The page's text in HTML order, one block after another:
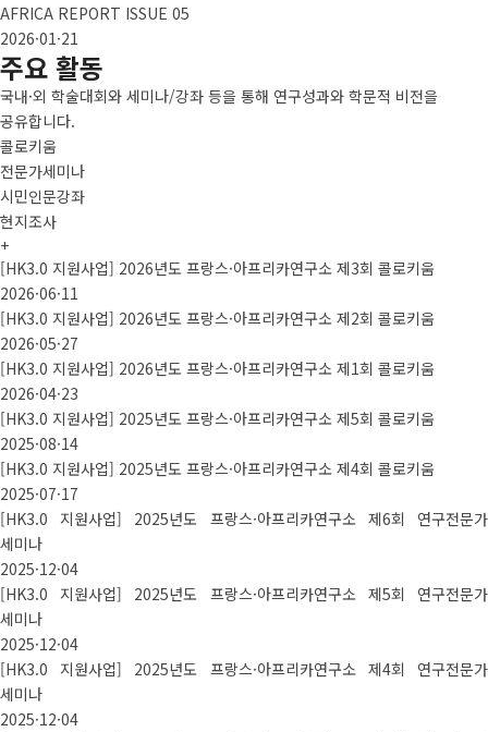
AFRICA REPORT ISSUE 05
2026·01·21
주요 활동
국내·외 학술대회와 세미나/강좌 등을 통해 연구성과와 학문적 비전을
공유합니다.
콜로키움
전문가세미나
시민인문강좌
현지조사
+
[HK3.0 지원사업] 2026년도 프랑스·아프리카연구소 제3회 콜로키움
2026·06·11
[HK3.0 지원사업] 2026년도 프랑스·아프리카연구소 제2회 콜로키움
2026·05·27
[HK3.0 지원사업] 2026년도 프랑스·아프리카연구소 제1회 콜로키움
2026·04·23
[HK3.0 지원사업] 2025년도 프랑스·아프리카연구소 제5회 콜로키움
2025·08·14
[HK3.0 지원사업] 2025년도 프랑스·아프리카연구소 제4회 콜로키움
2025·07·17
[HK3.0 지원사업] 2025년도 프랑스·아프리카연구소 제6회 연구전문가
세미나
2025·12·04
[HK3.0 지원사업] 2025년도 프랑스·아프리카연구소 제5회 연구전문가
세미나
2025·12·04
[HK3.0 지원사업] 2025년도 프랑스·아프리카연구소 제4회 연구전문가
세미나
2025·12·04